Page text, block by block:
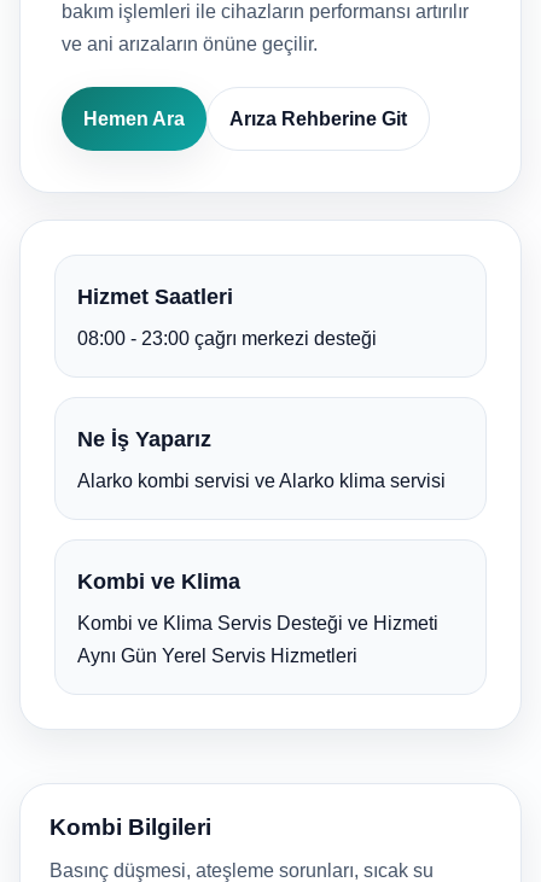
bakım işlemleri ile cihazların performansı artırılır
ve ani arızaların önüne geçilir.
Hemen Ara Arıza Rehberine Git
Hizmet Saatleri
08:00 - 23:00 çağrı merkezi desteği
Ne İş Yaparız
Alarko kombi servisi ve Alarko klima servisi
Kombi ve Klima
Kombi ve Klima Servis Desteği ve Hizmeti
Aynı Gün Yerel Servis Hizmetleri
Kombi Bilgileri
Basınç düşmesi, ateşleme sorunları, sıcak su